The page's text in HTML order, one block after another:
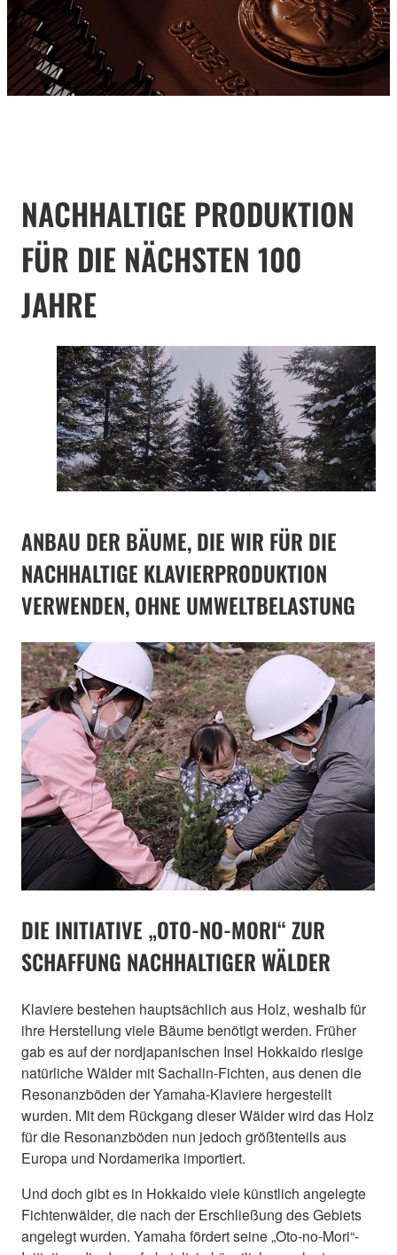
NACHHALTIGE PRODUKTION
FÜR DIE NÄCHSTEN 100
JAHRE
ANBAU DER BÄUME, DIE WIR FÜR DIE
NACHHALTIGE KLAVIERPRODUKTION
VERWENDEN, OHNE UMWELTBELASTUNG
DIE INITIATIVE „OTO-NO-MORI“ ZUR
SCHAFFUNG NACHHALTIGER WÄLDER
Klaviere bestehen hauptsächlich aus Holz, weshalb für
ihre Herstellung viele Bäume benötigt werden. Früher
gab es auf der nordjapanischen Insel Hokkaido riesige
natürliche Wälder mit Sachalin-Fichten, aus denen die
Resonanzböden der Yamaha-Klaviere hergestellt
wurden. Mit dem Rückgang dieser Wälder wird das Holz
für die Resonanzböden nun jedoch größtenteils aus
Europa und Nordamerika importiert.
Und doch gibt es in Hokkaido viele künstlich angelegte
Fichtenwälder, die nach der Erschließung des Gebiets
angelegt wurden. Yamaha fördert seine „Oto-no-Mori“-